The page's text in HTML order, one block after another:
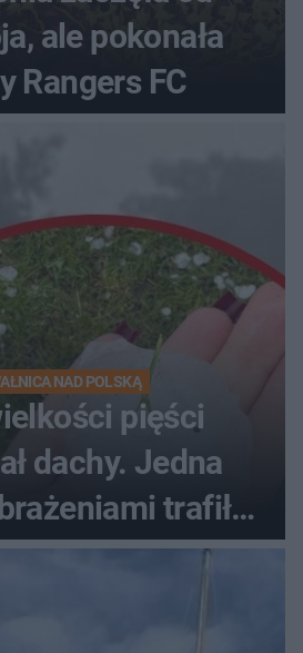
ale pokonała
Rangers FC
NAD POLSKĄ
pięści
dachy. Jedna
trafiła
szpitala